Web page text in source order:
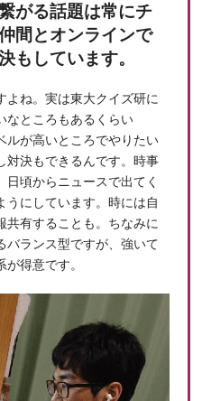
がる話題は常にチ
間とオンラインで
もしています。
よね。実は東大クイズ研に
なところもあるくらい
ルが高いところでやりたい
対決もできるんです。時事
頃からニュースで出てく
うにしています。時には自
共有することも。ちなみに
バランス型ですが、強いて
得意です。